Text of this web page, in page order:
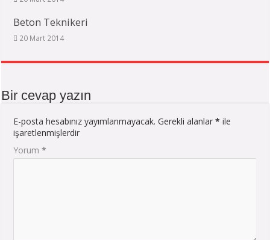
Beton Teknikeri
20 Mart 2014
Bir cevap yazın
E-posta hesabınız yayımlanmayacak. Gerekli alanlar* ile
işaretlenmişlerdir
Yorum*